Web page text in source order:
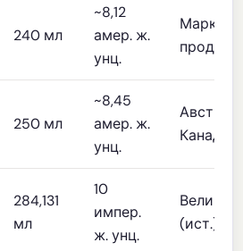
240 мл
~8,12
амер. ж.
унц.
250 мл
~8,45
амер. ж.
унц.
Канада
284,131
мл
10
импер.
ж. унц.
(ист.)